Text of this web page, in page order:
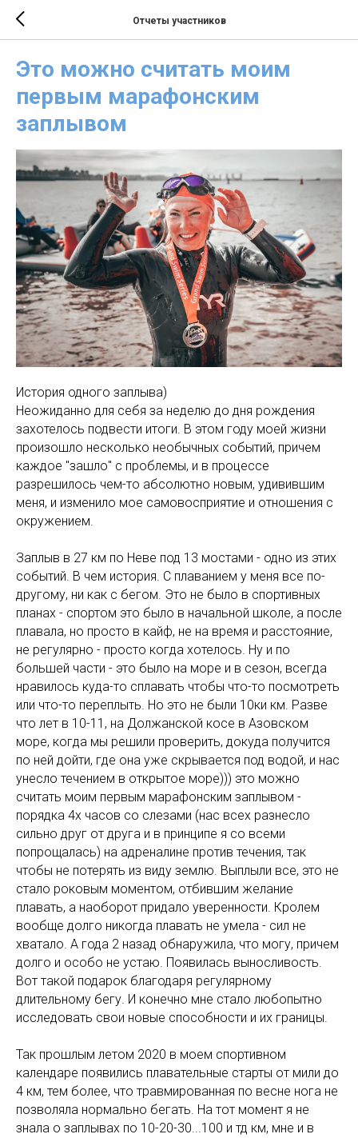
Отчеты участников
Это можно считать моим
первым марафонским
заплывом
История одного заплыва)
Неожиданно для себя за неделю до дня рождения
захотелось подвести итоги. В этом году моей жизни
произошло несколько необычных событий, причем
каждое "зашло" с проблемы, и в процессе
разрешилось чем-то абсолютно новым, удивившим
меня, и изменило мое самовосприятие и отношения с
окружением.
Заплыв в 27 км по Неве под 13 мостами - одно из этих
событий. В чем история. С плаванием у меня все по-
другому, ни как с бегом. Это не было в спортивных
планах - спортом это было в начальной школе, а после
плавала, но просто в кайф, не на время и расстояние,
не регулярно - просто когда хотелось. Ну и по
большей части - это было на море и в сезон, всегда
нравилось куда-то сплавать чтобы что-то посмотреть
или что-то переплыть. Но это не были 10ки км. Разве
что лет в 10-11, на Должанской косе в Азовском
море, когда мы решили проверить, докуда получится
по ней дойти, где она уже скрывается под водой, и нас
унесло течением в открытое море))) это можно
считать моим первым марафонским заплывом -
порядка 4х часов со слезами (нас всех разнесло
сильно друг от друга и в принципе я со всеми
попрощалась) на адреналине против течения, так
чтобы не потерять из виду землю. Выплыли все, это не
стало роковым моментом, отбившим желание
плавать, а наоборот придало уверенности. Кролем
вообще долго никогда плавать не умела - сил не
хватало. А года 2 назад обнаружила, что могу, причем
долго и особо не устаю. Появилась выносливость.
Вот такой подарок благодаря регулярному
длительному бегу. И конечно мне стало любопытно
исследовать свои новые способности и их границы.
Так прошлым летом 2020 в моем спортивном
календаре появились плавательные старты от мили до
4 км, тем более, что травмированная по весне нога не
позволяла нормально бегать. На тот момент я не
знала о заплывах по 10-20-30...100 и тд км, мне и в